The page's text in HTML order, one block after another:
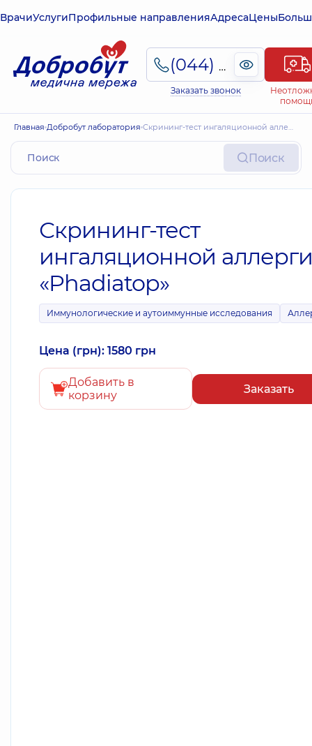
ВрачиУслугиПрофильные направленияАдресаЦены
(044) 495-2-888
Заказать звонок
Главная Добробут лаборатория Скрининг-тест ингаляционной аллергии «Phadiatop»
Поиск
Скрининг-тест
ингаляционной
«Phadiatop»
Иммунологические и аутоиммунные исследования
Цена (грн): 1580 грн
Добавить в
корзину
Заказать